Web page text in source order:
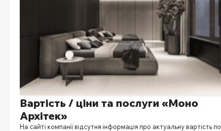
Вартість / ціни та послуги «Моно
Архітек»
На сайті компанії відсутня інформація про актуальну вартість